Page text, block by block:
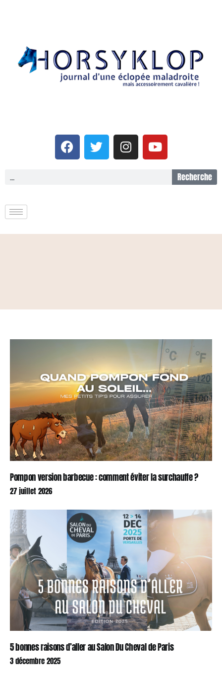
Recherche
Pompon version barbecue : comment éviter la surchauffe ?
27 juillet 2026
5 bonnes raisons d’aller au Salon Du Cheval de Paris
3 décembre 2025